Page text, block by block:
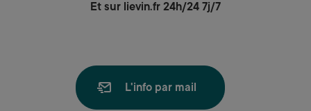
Et sur lievin.fr 24h/24 7j/7
L'info par mail